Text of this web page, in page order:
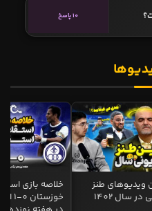
10 پاسخ
ویدیوهای طنز
در سال 1402
خلاصه بازی